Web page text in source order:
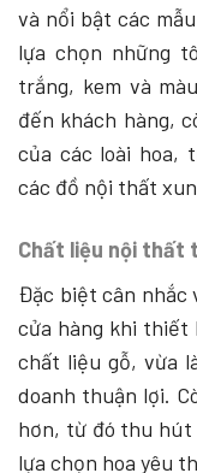
và nổi bật các
lựa chọn những
trắng, kem và
đến khách hàng,
của các loài hoa,
các đồ nội thất
Chất liệu nội thất
Đặc biệt cân nhắc
cửa hàng khi thiết
chất liệu gỗ, vừa
doanh thuận lợi.
hơn, từ đó thu hút
lựa chọn hoa yêu